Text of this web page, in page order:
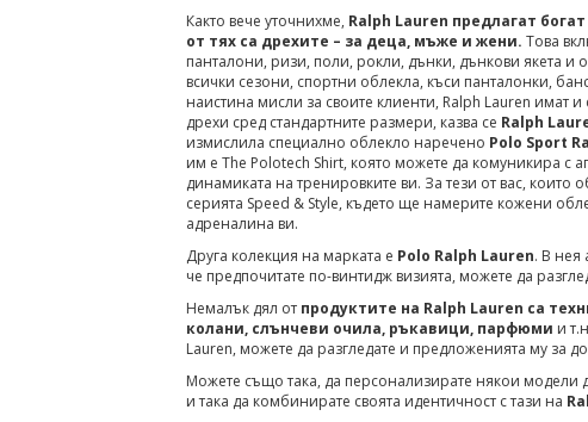
Както вече уточнихме, Ralph Lauren предлагат
от тях са дрехите – за деца, мъже и жени. Това
панталони, ризи, поли, рокли, дънки, дънкови якета и
всички сезони, спортни облекла, къси панталонки,
наистина мисли за своите клиенти, Ralph Lauren имат
дрехи сред стандартните размери, казва се Ralph
измислила специално облекло наречено Polo Sport
им е The Polotech Shirt, която можете да комуникира с
динамиката на тренировките ви. За тези от вас, които
серията Speed & Style, където ще намерите кожени
адреналина ви.
Друга колекция на марката е Polo Ralph Lauren. В нея
че предпочитате по-винтидж визията, можете да
Немалък дял от продуктите на Ralph Lauren са
колани, слънчеви очила, ръкавици, парфюми и
Lauren, можете да разгледате и предложенията му за
Можете също така, да персонализирате някои модели
и така да комбинирате своята идентичност с тази на